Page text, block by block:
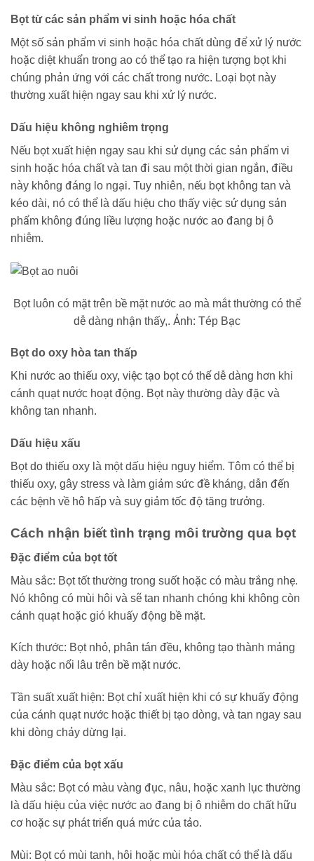
Bọt từ các sản phẩm vi sinh hoặc hóa chất
Một số sản phẩm vi sinh hoặc hóa chất dùng để xử lý nước
hoặc diệt khuẩn trong ao có thể tạo ra hiện tượng bọt khi
chúng phản ứng với các chất trong nước. Loại bọt này
thường xuất hiện ngay sau khi xử lý nước.
Dấu hiệu không nghiêm trọng
Nếu bọt xuất hiện ngay sau khi sử dụng các sản phẩm vi
sinh hoặc hóa chất và tan đi sau một thời gian ngắn, điều
này không đáng lo ngại. Tuy nhiên, nếu bọt không tan và
kéo dài, nó có thể là dấu hiệu cho thấy việc sử dụng sản
phẩm không đúng liều lượng hoặc nước ao đang bị ô
nhiễm.
Bọt luôn có mặt trên bề mặt nước ao mà mắt thường có thể
dễ dàng nhận thấy,. Ảnh: Tép Bạc
Bọt do oxy hòa tan thấp
Khi nước ao thiếu oxy, việc tạo bọt có thể dễ dàng hơn khi
cánh quạt nước hoạt động. Bọt này thường dày đặc và
không tan nhanh.
Dấu hiệu xấu
Bọt do thiếu oxy là một dấu hiệu nguy hiểm. Tôm có thể bị
thiếu oxy, gây stress và làm giảm sức đề kháng, dẫn đến
các bệnh về hô hấp và suy giảm tốc độ tăng trưởng.
Cách nhận biết tình trạng môi trường qua bọt
Đặc điểm của bọt tốt
Màu sắc: Bọt tốt thường trong suốt hoặc có màu trắng nhẹ.
Nó không có mùi hôi và sẽ tan nhanh chóng khi không còn
cánh quạt hoặc gió khuấy động bề mặt.
Kích thước: Bọt nhỏ, phân tán đều, không tạo thành mảng
dày hoặc nổi lâu trên bề mặt nước.
Tần suất xuất hiện: Bọt chỉ xuất hiện khi có sự khuấy động
của cánh quạt nước hoặc thiết bị tạo dòng, và tan ngay sau
khi dòng chảy dừng lại.
Đặc điểm của bọt xấu
Màu sắc: Bọt có màu vàng đục, nâu, hoặc xanh lục thường
là dấu hiệu của việc nước ao đang bị ô nhiễm do chất hữu
cơ hoặc sự phát triển quá mức của tảo.
Mùi: Bọt có mùi tanh, hôi hoặc mùi hóa chất có thể là dấu